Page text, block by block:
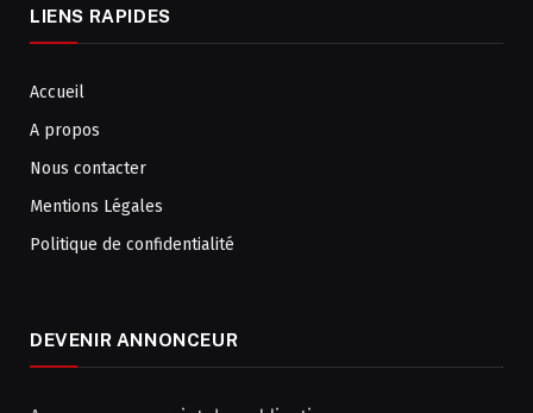
LIENS RAPIDES
Accueil
A propos
Nous contacter
Mentions Légales
Politique de confidentialité
DEVENIR ANNONCEUR